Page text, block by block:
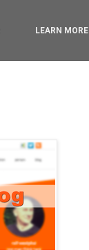
LEARN MORE